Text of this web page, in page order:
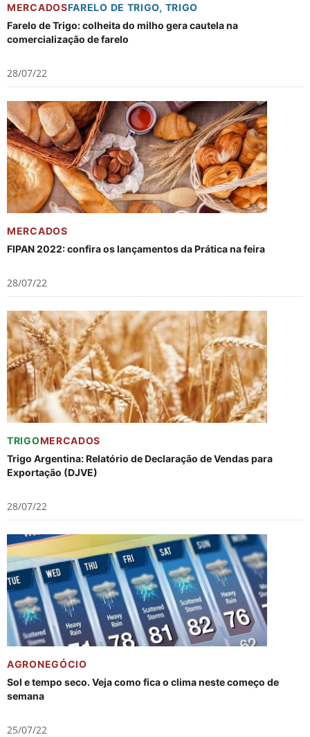
MERCADOSFARELO DE TRIGO, TRIGO
Farelo de Trigo: colheita do milho gera cautela na
comercialização de farelo
28/07/22
MERCADOS
FIPAN 2022: confira os lançamentos da Prática na feira
28/07/22
TRIGOMERCADOS
Trigo Argentina: Relatório de Declaração de Vendas para
Exportação (DJVE)
28/07/22
AGRONEGÓCIO
Sol e tempo seco. Veja como fica o clima neste começo de
semana
25/07/22